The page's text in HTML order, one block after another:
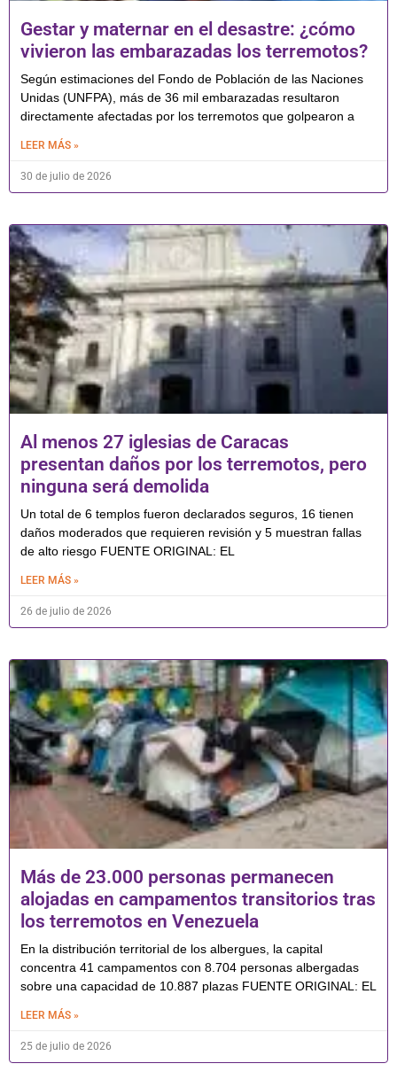
Gestar y maternar en el desastre: ¿cómo
vivieron las embarazadas los terremotos?
Según estimaciones del Fondo de Población de las Naciones
Unidas (UNFPA), más de 36 mil embarazadas resultaron
directamente afectadas por los terremotos que golpearon a
LEER MÁS »
30 de julio de 2026
Al menos 27 iglesias de Caracas
presentan daños por los terremotos, pero
ninguna será demolida
Un total de 6 templos fueron declarados seguros, 16 tienen
daños moderados que requieren revisión y 5 muestran fallas
de alto riesgo FUENTE ORIGINAL: EL
LEER MÁS »
26 de julio de 2026
Más de 23.000 personas permanecen
alojadas en campamentos transitorios tras
los terremotos en Venezuela
En la distribución territorial de los albergues, la capital
concentra 41 campamentos con 8.704 personas albergadas
sobre una capacidad de 10.887 plazas FUENTE ORIGINAL: EL
LEER MÁS »
25 de julio de 2026